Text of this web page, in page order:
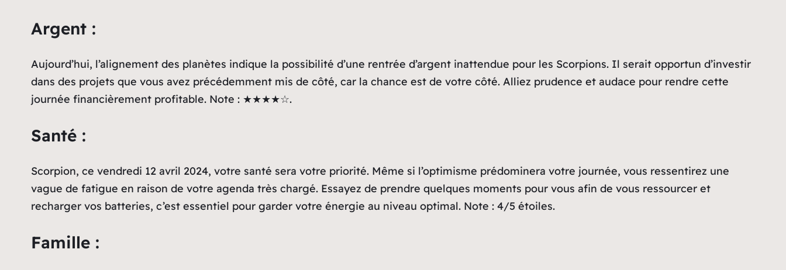
Argent :
Aujourd’hui, l’alignement des planètes indique la possibilité d’une rentrée d’argent inattendue pour les Scorpions. Il serait opportun d’investir
dans des projets que vous avez précédemment mis de côté, car la chance est de votre côté. Alliez prudence et audace pour rendre cette
journée financièrement profitable. Note : ★★★★☆.
Santé :
Scorpion, ce vendredi 12 avril 2024, votre santé sera votre priorité. Même si l’optimisme prédominera votre journée, vous ressentirez une
vague de fatigue en raison de votre agenda très chargé. Essayez de prendre quelques moments pour vous afin de vous ressourcer et
recharger vos batteries, c’est essentiel pour garder votre énergie au niveau optimal. Note : 4/5 étoiles.
Famille :